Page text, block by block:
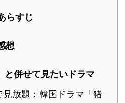
らすじ
想
と併せて見たいドラマ
見放題：韓国ドラマ「猪